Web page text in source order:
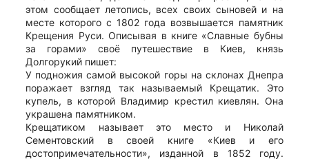
этом сообщает летопись, всех своих сыновей и на
месте которого с 1802 года возвышается памятник
Крещения Руси. Описывая в книге «Славные бубны
за горами» своё путешествие в Киев, князь
Долгорукий пишет:
У подножия самой высокой горы на склонах Днепра
поражает взгляд так называемый Крещатик. Это
купель, в которой Владимир крестил киевлян. Она
украшена памятником.
Крещатиком называет это место и Николай
Сементовский в своей книге «Киев и его
достопримечательности», изданной в 1852 году.